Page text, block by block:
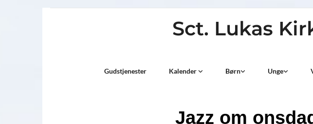
Sct. Lukas
Gudstjenester Kalender Børn Unge
Jazz om